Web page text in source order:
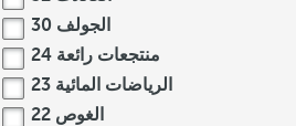
الجولف 30
منتجعات رائعة 24
الرياضات المائية 23
الغوص 22